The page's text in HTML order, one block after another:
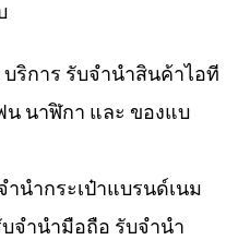
ริการ รับจำนำสินค้าไอที
นาฬิกา และ ของแบ
นำกระเป๋าแบรนด์เนม
จำนำมือถือ รับจำนำ